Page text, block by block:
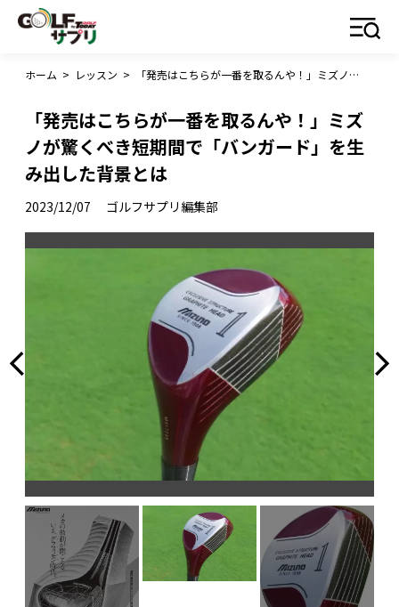
ホーム > レッスン > 「発売はこちらが一番を取るんや！」ミズノが驚くべき短期間で「バンガード」を生み出した背景とは
「発売はこちらが一番を取るんや！」ミズ
ノが驚くべき短期間で「バンガード」を生
み出した背景とは
2023/12/07 ゴルフサプリ編集部